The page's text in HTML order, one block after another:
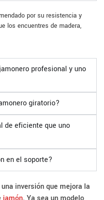
por su resistencia y
los encuentres de madera,
profesional y uno
giratorio?
de eficiente que uno
en el soporte?
inversión que mejora la